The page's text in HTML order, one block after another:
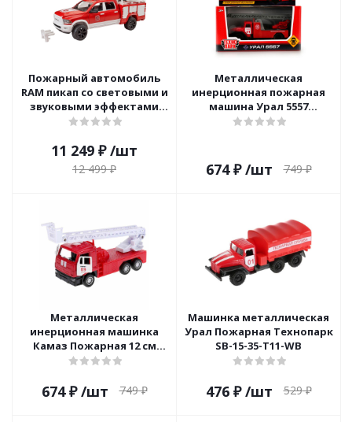
Пожарный автомобиль
RAM пикап со световыми и
звуковыми эффектами
Bruder 02-544
11 249 ₽ /шт
12 499₽
Металлическая
инерционная пожарная
машина Урал 5557
Технопарк SB-16-55-A-WB
674₽ /шт 749₽
Металлическая
инерционная машинка
Камаз Пожарная 12 см
Технопарк SB-16-22WB
674₽ /шт 749₽
Машинка металлическая
Урал Пожарная Технопарк
SB-15-35-T11-WB
476₽ /шт 529₽